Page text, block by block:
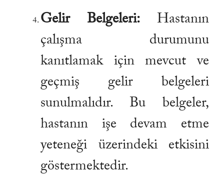
Gelir Belgeleri: Hastanın
çalışma durumunu
kanıtlamak için mevcut ve
geçmiş gelir belgeleri
sunulmalıdır. Bu belgeler,
hastanın işe devam etme
yeteneği üzerindeki etkisini
göstermektedir.